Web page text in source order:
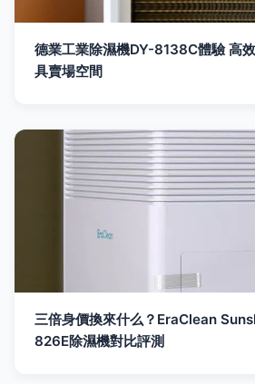
德業工業除濕機DY-8138C體驗 高
具賣場空間
三倍身價換來什么？EraClean
826E除濕機對比評測